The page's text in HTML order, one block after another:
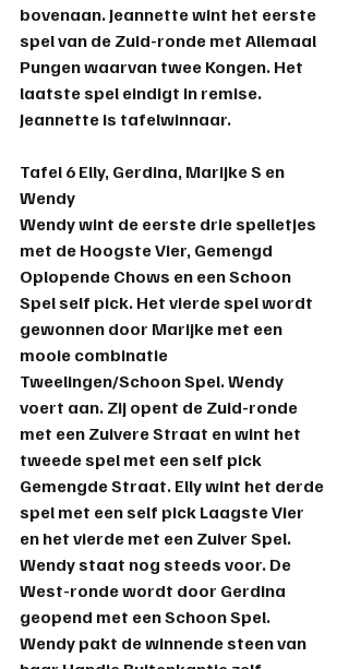
bovenaan. Jeannette wint het eerste
spel van de Zuid-ronde met Allemaal
Pungen waarvan twee Kongen. Het
laatste spel eindigt in remise.
Jeannette is tafelwinnaar.
Tafel 6 Elly, Gerdina, Marijke S en
Wendy
Wendy wint de eerste drie spelletjes
met de Hoogste Vier, Gemengd
Oplopende Chows en een Schoon
Spel self pick. Het vierde spel wordt
gewonnen door Marijke met een
mooie combinatie
Tweelingen/Schoon Spel. Wendy
voert aan. Zij opent de Zuid-ronde
met een Zuivere Straat en wint het
tweede spel met een self pick
Gemengde Straat. Elly wint het derde
spel met een self pick Laagste Vier
en het vierde met een Zuiver Spel.
Wendy staat nog steeds voor. De
West-ronde wordt door Gerdina
geopend met een Schoon Spel.
Wendy pakt de winnende steen van